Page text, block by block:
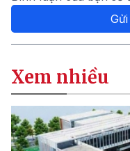
Xem nhiều